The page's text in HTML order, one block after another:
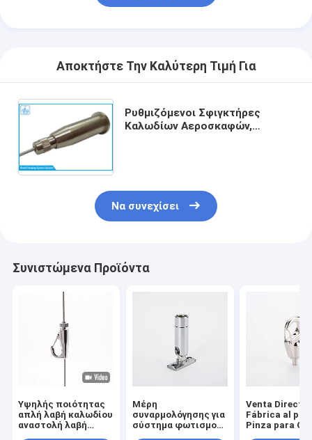
Αποκτήστε Την Καλύτερη Τιμή Για
Ρυθμιζόμενοι Σφιγκτήρες
Καλωδίων Αεροσκαφών,
Να συνεχίσει
Συνιστώμενα Προϊόντα
Υψηλής ποιότητας
απλή λαβή καλωδίου
αναστολή λαβή
Μέρη
συναρμολόγησης για
σύστημα φωτισμού
Venta Directa
Fábrica al por
Pinza para